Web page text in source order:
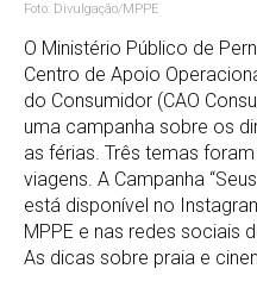
Foto: Divulgação/MPPE
O Ministério Público de
Centro de Apoio
do Consumidor (CAO
uma campanha sobre os
as férias. Três temas
viagens. A Campanha
está disponível no
MPPE e nas redes sociais
As dicas sobre praia e